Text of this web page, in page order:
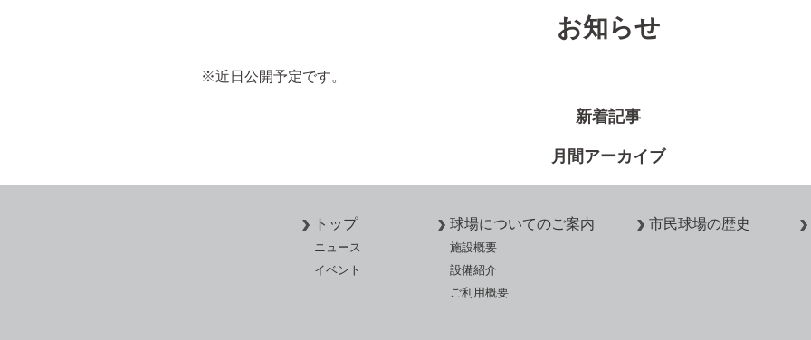
お知らせ
※近日公開予定です。
新着記事
月間アーカイブ
トップ
ニュース
イベント
球場についてのご案内
施設概要
設備紹介
ご利用概要
市民球場の歴史